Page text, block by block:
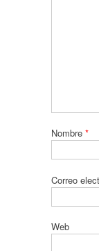
Nombre *
Correo
Web